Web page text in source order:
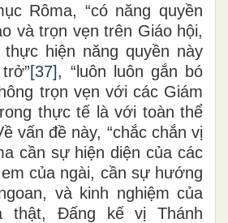
Rôma, “có năng quyền
và trọn vẹn trên Giáo hội,
hiện năng quyền này
[37], “luôn luôn gắn bó
trọn vẹn với các Giám
thực tế là với toàn thể
vấn đề này, “chắc chắn vị
cần sự hiện diện của các
của ngài, cần sự hướng
và kinh nghiệm của
thật, Đấng kế vị Thánh